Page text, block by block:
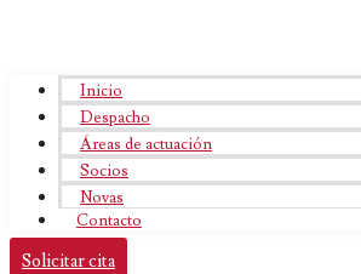
Inicio
Despacho
Áreas de actuación
Socios
Novas
Contacto
Solicitar cita